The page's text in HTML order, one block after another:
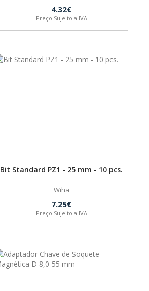
4.32€
Preço Sujeito a IVA
Bit Standard PZ1 - 25 mm - 10 pcs.
Wiha
7.25€
Preço Sujeito a IVA